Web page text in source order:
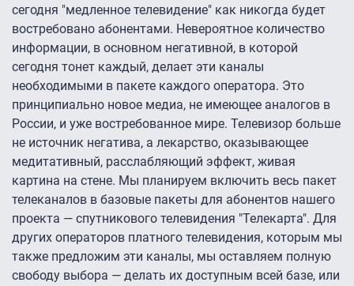
сегодня "медленное телевидение" как никогда будет
востребовано абонентами. Невероятное количество
информации, в основном негативной, в которой
сегодня тонет каждый, делает эти каналы
необходимыми в пакете каждого оператора. Это
принципиально новое медиа, не имеющее аналогов в
России, и уже востребованное мире. Телевизор больше
не источник негатива, а лекарство, оказывающее
медитативный, расслабляющий эффект, живая
картина на стене. Мы планируем включить весь пакет
телеканалов в базовые пакеты для абонентов нашего
проекта — спутникового телевидения "Телекарта". Для
других операторов платного телевидения, которым мы
также предложим эти каналы, мы оставляем полную
свободу выбора — делать их доступным всей базе, или